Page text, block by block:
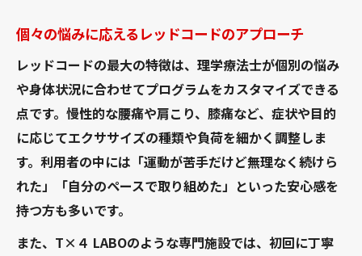
個々の悩みに応えるレッドコードのアプローチ
レッドコードの最大の特徴は、理学療法士が個別の悩み
や身体状況に合わせてプログラムをカスタマイズできる
点です。慢性的な腰痛や肩こり、膝痛など、症状や目的
に応じてエクササイズの種類や負荷を細かく調整しま
す。利用者の中には「運動が苦手だけど無理なく続けら
れた」「自分のペースで取り組めた」といった安心感を
持つ方も多いです。
また、T×４ LABOのような専門施設では、初回に丁寧